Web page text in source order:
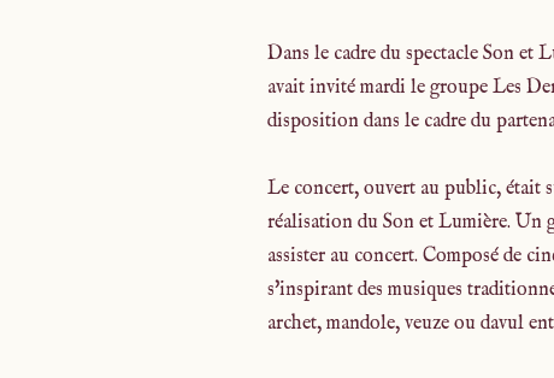
Dans le cadre du spectacle Son et
avait invité mardi le groupe Les
disposition dans le cadre du
Le concert, ouvert au public, était
réalisation du Son et Lumière. Un
assister au concert. Composé de
s'inspirant des musiques
archet, mandole, veuze ou davul